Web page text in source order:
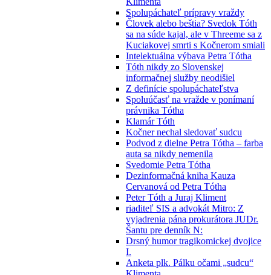
Spolupáchateľ prípravy vraždy
Človek alebo beštia? Svedok Tóth
sa na súde kajal, ale v Threeme sa z
Kuciakovej smrti s Kočnerom smiali
Intelektuálna výbava Petra Tótha
Tóth nikdy zo Slovenskej
informačnej služby neodišiel
Z definície spolupáchateľstva
Spoluúčasť na vražde v ponímaní
právnika Tótha
Klamár Tóth
Kočner nechal sledovať sudcu
Podvod z dielne Petra Tótha – farba
auta sa nikdy nemenila
Svedomie Petra Tótha
Dezinformačná kniha Kauza
Cervanová od Petra Tótha
Peter Tóth a Juraj Kliment
riaditeľ SIS a advokát Mitro: Z
vyjadrenia pána prokurátora JUDr.
Šantu pre denník N:
Drsný humor tragikomickej dvojice
I.
Anketa plk. Pálku očami „sudcu“